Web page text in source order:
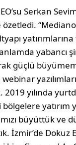
Serkan
özetledi.
yatırımlarına
yabancı
güçlü
yılında
büyüttük ve
İzmir’de Dokuz